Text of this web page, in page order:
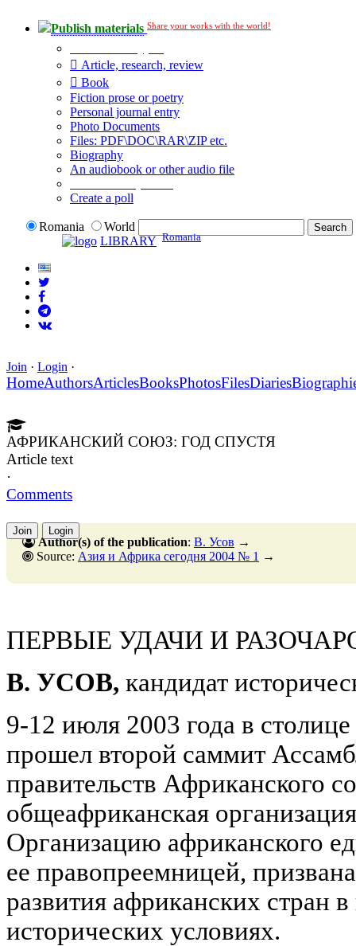
Publish materials Share your works with the world!
Article, research, review
Book
Fiction prose or poetry
Personal journal entry
Photo Documents
Files: PDF\DOC\RAR\ZIP etc.
Biography
An audiobook or other audio file
Create a poll
Romania
World
LIBRARY Romania
Join · Login ·
HomeAuthorsArticlesBooksPhotosFilesDiaries
АФРИКАНСКИЙ СОЮЗ: ГОД СПУСТЯ
Article text
·
Comments
Join Login
Author(s) of the publication: В. Усов →
Source: Азия и Африка сегодня 2004 № 1 →
ПЕРВЫЕ УДАЧИ И
В. УСОВ, кандидат
9-12 июля 2003 года в
прошел второй саммит
правительств Африканского
общеафриканская
Организацию африканского
ее правопреемницей,
развития африканских стран
исторических условиях.